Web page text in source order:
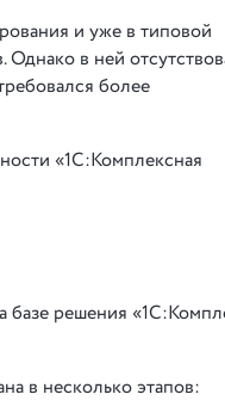
и уже в типовой
в ней
более
«1С:Комплексная
базе решения
в несколько этапов: